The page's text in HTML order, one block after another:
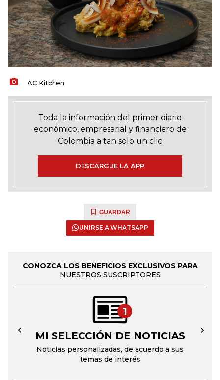
AC Kitchen
Toda la información del primer diario
económico, empresarial y financiero de
Colombia a tan solo un clic
DESCARGUE LA APP
GUARDAR
UNIRSE A WHATSAPP
CONOZCA LOS BENEFICIOS EXCLUSIVOS PARA
NUESTROS SUSCRIPTORES
1
MI SELECCIÓN DE NOTICIAS
Noticias personalizadas, de acuerdo a sus
temas de interés
← →